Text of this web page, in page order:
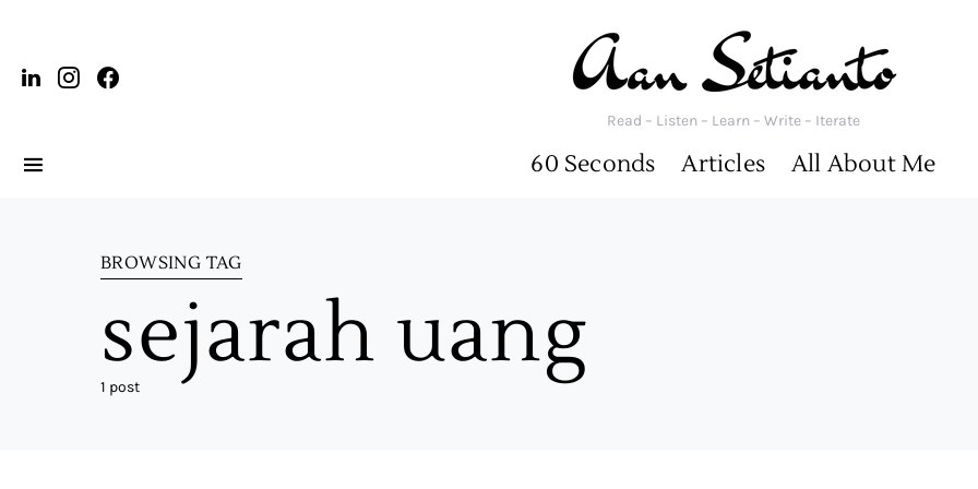
Read – Listen – Learn – Write – Iterate
60 Seconds Articles All About Me
BROWSING TAG
sejarah uang
1 post